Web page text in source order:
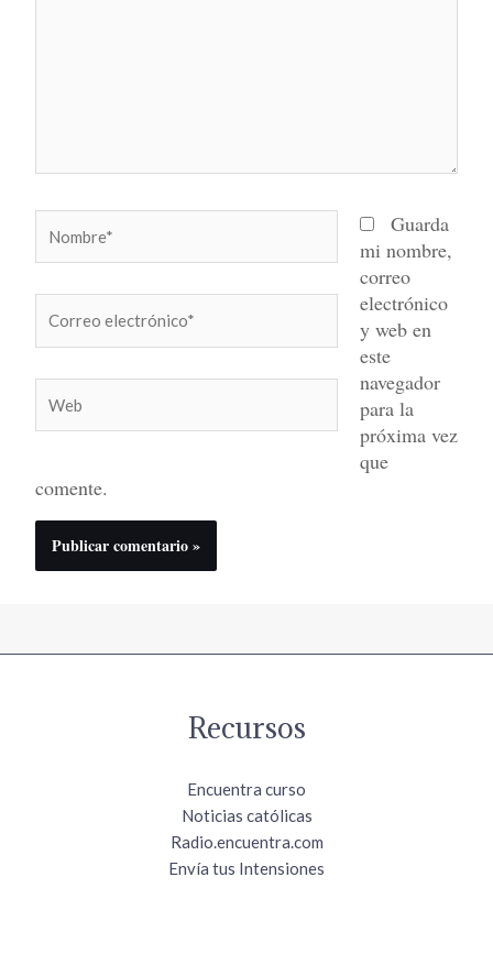
electrónico*
Guarda
mi nombre,
correo
electrónico
y web en
este
navegador
para la
próxima vez
que
comente.
Recursos
Encuentra curso
Noticias católicas
Radio.encuentra.com
Envía tus Intensiones